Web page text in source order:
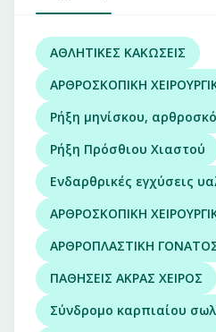
ΑΘΛΗΤΙΚΕΣ ΚΑΚΩΣΕΙΣ
ΑΡΘΡΟΣΚΟΠΙΚΗ
Ρήξη μηνίσκου,
Ρήξη Πρόσθιου Χιαστού
Ενδαρθρικές εγχύσεις
ΑΡΘΡΟΣΚΟΠΙΚΗ
ΑΡΘΡΟΠΛΑΣΤΙΚΗ ΓΟΝΑΤΟΣ
ΠΑΘΗΣΕΙΣ ΑΚΡΑΣ ΧΕΙΡΟΣ
Σύνδρομο καρπιαίου